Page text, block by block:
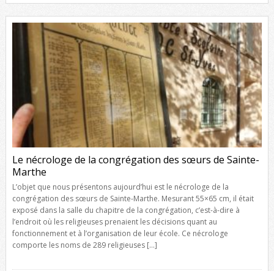
Le nécrologe de la congrégation des sœurs de Sainte-
Marthe
L’objet que nous présentons aujourd’hui est le nécrologe de la
congrégation des sœurs de Sainte-Marthe. Mesurant 55×65 cm, il était
exposé dans la salle du chapitre de la congrégation, c’est-à-dire à
l’endroit où les religieuses prenaient les décisions quant au
fonctionnement et à l’organisation de leur école. Ce nécrologe
comporte les noms de 289 religieuses […]